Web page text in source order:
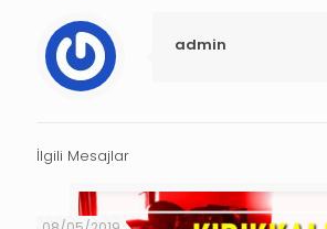
admin
İlgili Mesajlar